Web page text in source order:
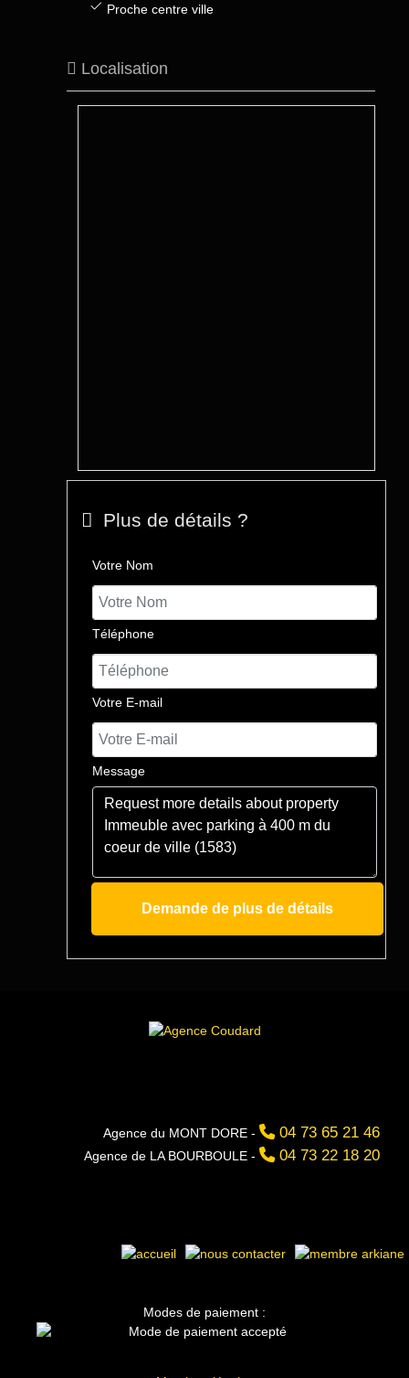
Proche centre ville
Localisation
Plus de détails ?
Votre Nom
Téléphone
Votre E-mail
Message
Demande de plus de détails
Agence du MONT DORE - 04 73 65 21 46
Agence de LA BOURBOULE - 04 73 22 18 20
Modes de paiement :